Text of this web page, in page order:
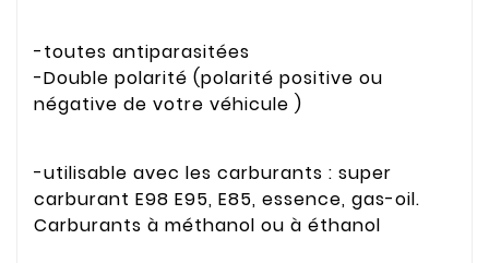
-toutes antiparasitées
-Double polarité (polarité positive ou
négative de votre véhicule )
-utilisable avec les carburants : super
carburant E98 E95, E85, essence, gas-oil.
Carburants à méthanol ou à éthanol